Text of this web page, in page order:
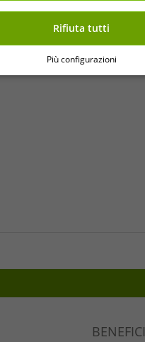
BENEFICI
Rifiuta tutti
Più configurazioni